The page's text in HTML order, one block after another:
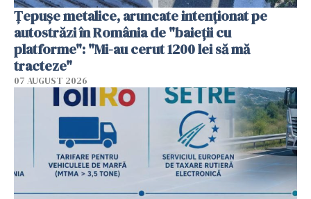
Țepușe metalice, aruncate intenționat pe
autostrăzi în România de "baieții cu
platforme": "Mi-au cerut 1200 lei să mă
tracteze"
07 AUGUST 2026